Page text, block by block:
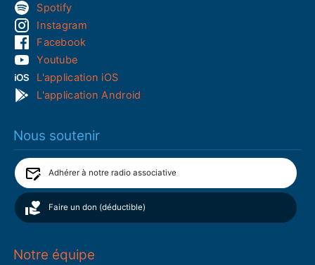
Spotify
Instagram
Facebook
Youtube
L'application iOS
L'application Android
Nous soutenir
Adhérer à notre radio associative
Faire un don (déductible)
Notre équipe